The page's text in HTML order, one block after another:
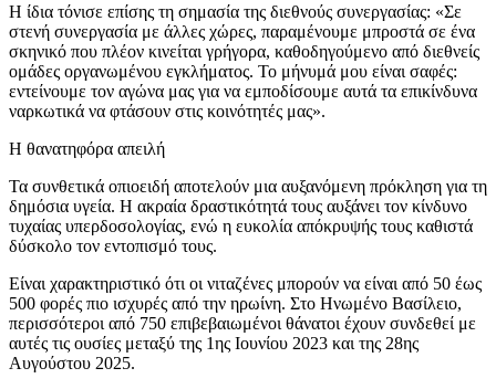
Η ίδια τόνισε επίσης τη σημασία της διεθνούς συνεργασίας: «Σε
στενή συνεργασία με άλλες χώρες, παραμένουμε μπροστά σε ένα
σκηνικό που πλέον κινείται γρήγορα, καθοδηγούμενο από διεθνείς
ομάδες οργανωμένου εγκλήματος. Το μήνυμά μου είναι σαφές:
εντείνουμε τον αγώνα μας για να εμποδίσουμε αυτά τα επικίνδυνα
ναρκωτικά να φτάσουν στις κοινότητές μας».
Η θανατηφόρα απειλή
Τα συνθετικά οπιοειδή αποτελούν μια αυξανόμενη πρόκληση για τη
δημόσια υγεία. Η ακραία δραστικότητά τους αυξάνει τον κίνδυνο
τυχαίας υπερδοσολογίας, ενώ η ευκολία απόκρυψής τους καθιστά
δύσκολο τον εντοπισμό τους.
Είναι χαρακτηριστικό ότι οι νιταζένες μπορούν να είναι από 50 έως
500 φορές πιο ισχυρές από την ηρωίνη. Στο Ηνωμένο Βασίλειο,
περισσότεροι από 750 επιβεβαιωμένοι θάνατοι έχουν συνδεθεί με
αυτές τις ουσίες μεταξύ της 1ης Ιουνίου 2023 και της 28ης
Αυγούστου 2025.